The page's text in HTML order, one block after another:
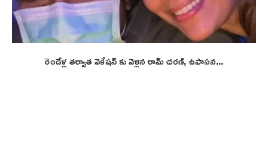
రెండేళ్ల తర్వాత వెకేషన్ కు వెళ్లిన రామ్ చరణ్, ఉపాసన...